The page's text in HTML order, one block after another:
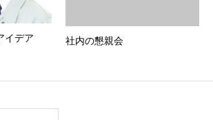
イデア
社内の懇親会